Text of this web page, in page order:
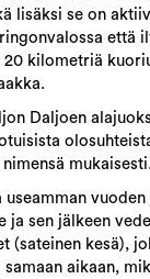
lisäksi se on
että
kilometriä
Daljoen
mukaisesti.
ja sen jälkeen
(sateinen kesä),
aikaan,